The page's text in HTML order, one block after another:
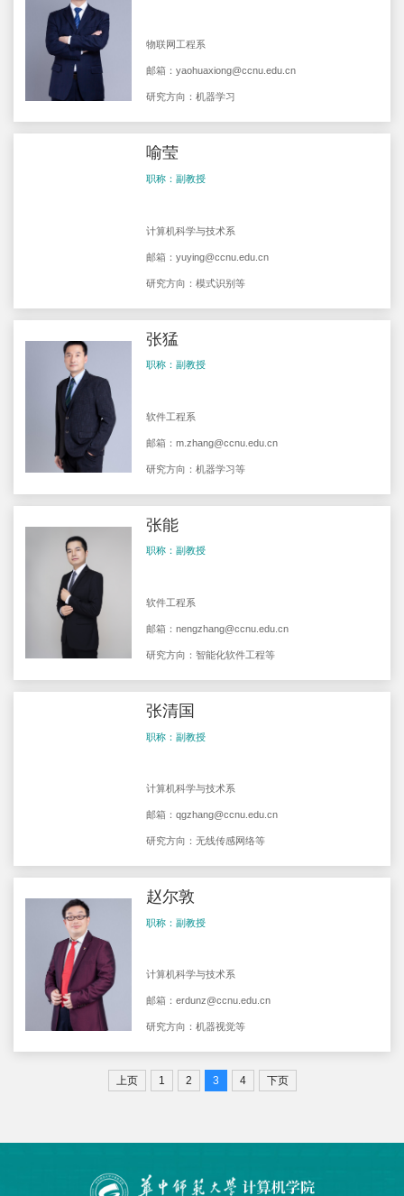
物联网工程系
邮箱：yaohuaxiong@ccnu.edu.cn
研究方向：机器学习
喻莹
职称：副教授
计算机科学与技术系
邮箱：yuying@ccnu.edu.cn
研究方向：模式识别等
张猛
职称：副教授
软件工程系
邮箱：m.zhang@ccnu.edu.cn
研究方向：机器学习等
张能
职称：副教授
软件工程系
邮箱：nengzhang@ccnu.edu.cn
研究方向：智能化软件工程等
张清国
职称：副教授
计算机科学与技术系
邮箱：qgzhang@ccnu.edu.cn
研究方向：无线传感网络等
赵尔敦
职称：副教授
计算机科学与技术系
邮箱：erdunz@ccnu.edu.cn
研究方向：机器视觉等
上页 1 2 3 4 下页